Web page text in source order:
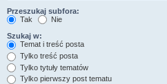
Przeszukaj subfora:
Tak
Nie
Szukaj w:
Temat i treść posta
Tylko treść posta
Tylko tytuły tematów
Tylko pierwszy post tematu